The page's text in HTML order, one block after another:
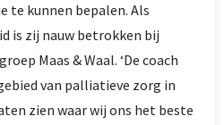
te kunnen bepalen. Als
is zij nauw betrokken bij
Maas & Waal. ‘De coach
van palliatieve zorg in
zien waar wij ons het beste